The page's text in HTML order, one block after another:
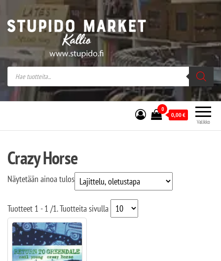
Stupido Market – verkossa ja kivijalassa
Stupido Market on vaihtoehtomusaan
erikoistunut verkko- sekä
kivijalkakauppa Helsingissä Kallion
sydämessä.
Valikko
0
0,00€
Crazy Horse
Näytetään ainoa tulos
Tuotteet 1 - 1 /1. Tuotteita sivulla